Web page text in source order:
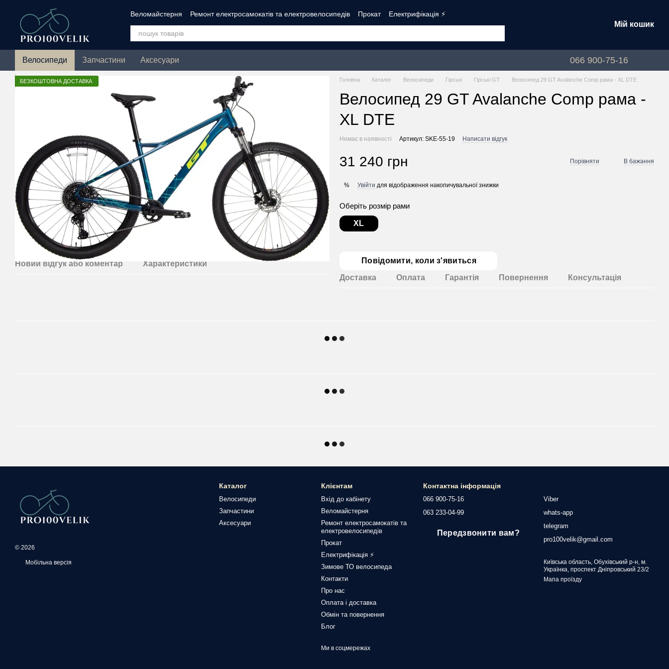
Перейти до основного контенту
Веломайстерня Ремонт електросамокатів та електровелосипедів Прокат
Електрифікація ⚡
Зимове ТО велосипеда
Контакти Про нас Оплата і доставка Обмін та повернення Блог Мій кошик
Велосипеди Запчастини Аксесуари 066 900-75-16
БЕЗКОШТОВНА ДОСТАВКА
Новий відгук або коментар Характеристики
Головна Каталог Велосипеди Гірські Гірські GT Велосипед 29 GT Avalanche Comp рама - XL DTE
Велосипед 29 GT Avalanche Comp рама -
XL DTE
Немає в наявності Артикул: SKE-55-19 Написати відгук
31 240 грн Порівняти В бажання
% Увійти для відображення накопичувальної знижки
Оберіть розмір рами
XL
Повідомити, коли з'явиться
Доставка
Оплата Гарантія Повернення Консультація
© 2026
Мобільна версія
Каталог
Велосипеди
Запчастини
Аксесуари
Клієнтам
Вхід до кабінету
Веломайстерня
Ремонт електросамокатів та
електровелосипедів
Прокат
Електрифікація ⚡
Зимове ТО велосипеда
Контакти
Про нас
Оплата і доставка
Обмін та повернення
Блог
Ми в соцмережах
Контактна інформація
066 900-75-16
063 233-04-99
Передзвонити вам?
Viber
whats-app
telegram
pro100velik@gmail.com
Київська область, Обухівський р-н, м.
Українка, проспект Дніпровський 23/2
Мапа проїзду